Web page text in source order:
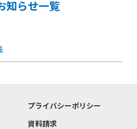
知らせ一覧
プライバシーポリシー
資料請求